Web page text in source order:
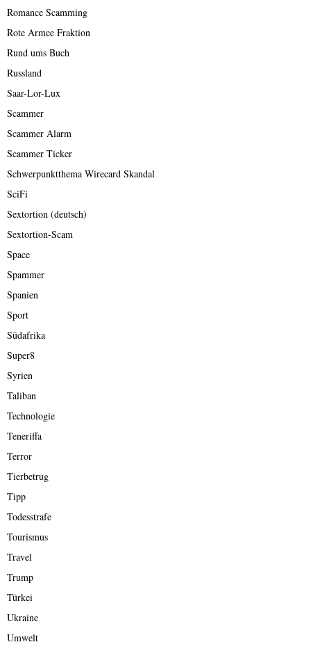
Romance Scamming
Rote Armee Fraktion
Rund ums Buch
Russland
Saar-Lor-Lux
Scammer
Scammer Alarm
Scammer Ticker
Schwerpunktthema Wirecard Skandal
SciFi
Sextortion (deutsch)
Sextortion-Scam
Space
Spammer
Spanien
Sport
Südafrika
Super8
Syrien
Taliban
Technologie
Teneriffa
Terror
Tierbetrug
Tipp
Todesstrafe
Tourismus
Travel
Trump
Türkei
Ukraine
Umwelt